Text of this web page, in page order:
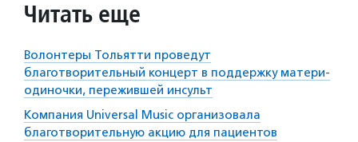
Читать еще
Волонтеры Тольятти проведут
благотворительный концерт в поддержку матери-
одиночки, пережившей инсульт
Компания Universal Music организовала
благотворительную акцию для пациентов